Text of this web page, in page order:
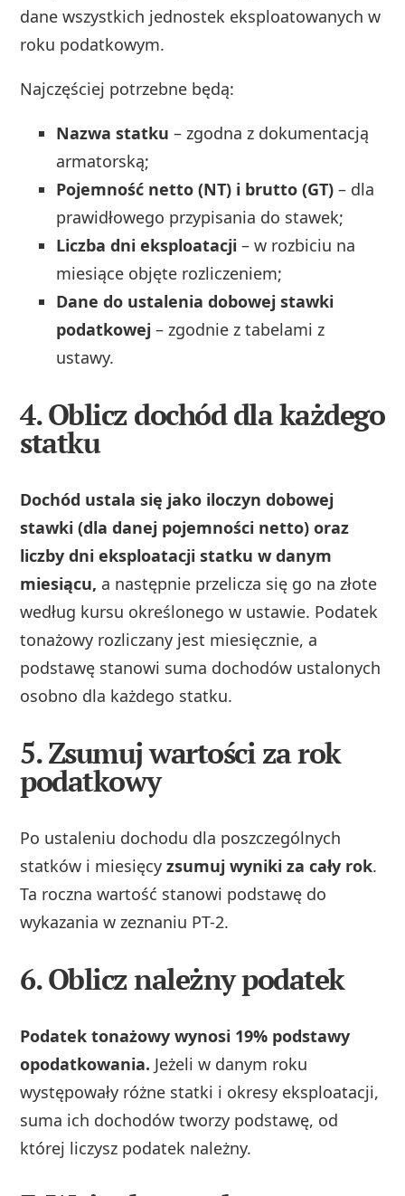
dane wszystkich jednostek eksploatowanych w
roku podatkowym.
Najczęściej potrzebne będą:
Nazwa statku – zgodna z dokumentacją
armatorską;
Pojemność netto (NT) i brutto (GT) – dla
prawidłowego przypisania do stawek;
Liczba dni eksploatacji – w rozbiciu na
miesiące objęte rozliczeniem;
Dane do ustalenia dobowej stawki
podatkowej – zgodnie z tabelami z
ustawy.
4. Oblicz dochód dla każdego
statku
Dochód ustala się jako iloczyn dobowej
stawki (dla danej pojemności netto) oraz
liczby dni eksploatacji statku w danym
miesiącu, a następnie przelicza się go na złote
według kursu określonego w ustawie. Podatek
tonażowy rozliczany jest miesięcznie, a
podstawę stanowi suma dochodów ustalonych
osobno dla każdego statku.
5. Zsumuj wartości za rok
podatkowy
Po ustaleniu dochodu dla poszczególnych
statków i miesięcyzsumuj wyniki za cały rok.
Ta roczna wartość stanowi podstawę do
wykazania w zeznaniu PT-2.
6. Oblicz należny podatek
Podatek tonażowy wynosi 19% podstawy
opodatkowania. Jeżeli w danym roku
występowały różne statki i okresy eksploatacji,
suma ich dochodów tworzy podstawę, od
której liczysz podatek należny.